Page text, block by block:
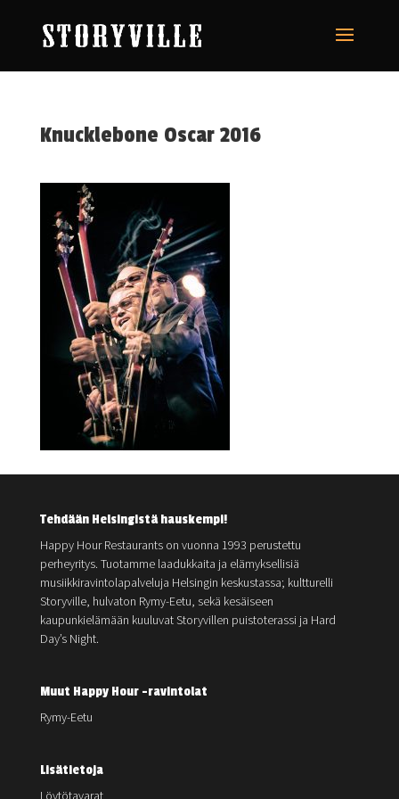
Knucklebone Oscar 2016
Tehdään Helsingistä hauskempi!
Happy Hour Restaurants on vuonna 1993 perustettu
perheyritys. Tuotamme laadukkaita ja elämyksellisiä
musiikkiravintolapalveluja Helsingin keskustassa; kultturelli
Storyville, hulvaton Rymy-Eetu, sekä kesäiseen
kaupunkielämään kuuluvat Storyvillen puistoterassi ja Hard
Day’s Night.
Muut Happy Hour -ravintolat
Rymy-Eetu
Lisätietoja